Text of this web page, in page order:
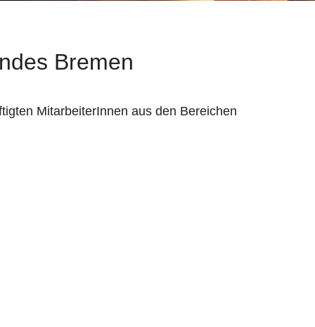
Bremen
MitarbeiterInnen aus den Bereichen